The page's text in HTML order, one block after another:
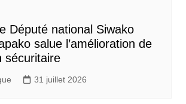
Député national Siwako
salue l’amélioration de
sécuritaire
31 juillet 2026